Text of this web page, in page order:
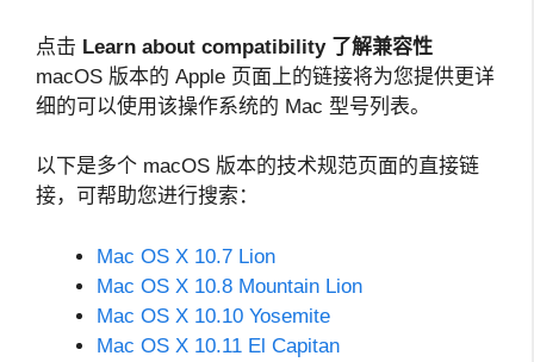
点击 Learn about compatibility 了解兼容性
macOS 版本的 Apple 页面上的链接将为您提供更详
细的可以使用该操作系统的 Mac 型号列表。
以下是多个 macOS 版本的技术规范页面的直接链
接，可帮助您进行搜索：
Mac OS X 10.7 Lion
Mac OS X 10.8 Mountain Lion
Mac OS X 10.10 Yosemite
Mac OS X 10.11 El Capitan